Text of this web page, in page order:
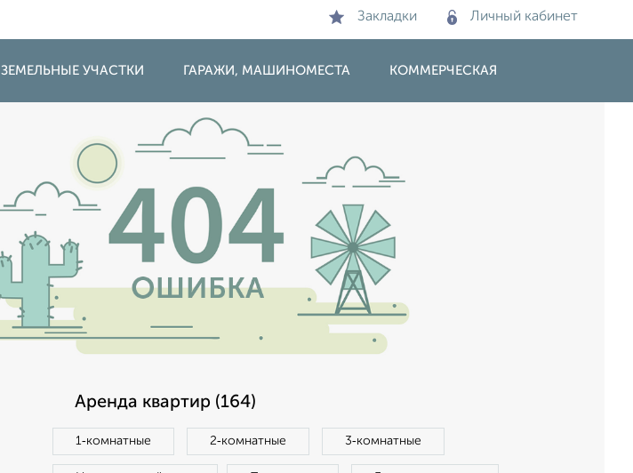
Закладки Личный кабинет
ЗЕМЕЛЬНЫЕ УЧАСТКИ ГАРАЖИ, МАШИНОМЕСТА КОММЕРЧЕСКАЯ
Аренда квартир (164)
1‑комнатные 2‑комнатные 3‑комнатные